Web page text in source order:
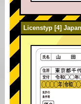
Licenstyp [4]